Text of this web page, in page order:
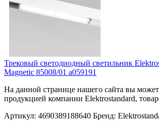
Трековый светодиодный светильник
Magnetic 85008/01 a059191
На данной странице нашего сайта вы
продукцией компании Elektrostandard,
Артикул: 4690389188640 Бренд: